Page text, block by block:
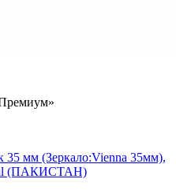
35 мм (Зеркало:Vienna 35мм),
(ПАКИСТАН)